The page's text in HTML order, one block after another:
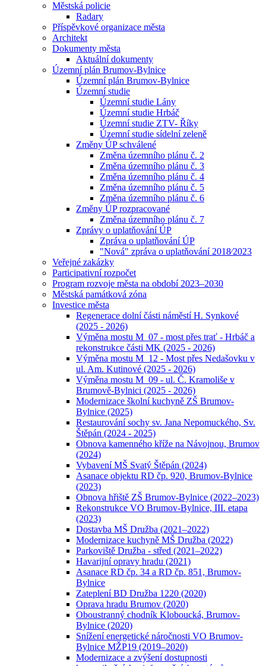
Městská policie
Radary
Příspěvkové organizace města
Architekt
Dokumenty města
Aktuální dokumenty
Územní plán Brumov-Bylnice
Územní plán Brumov-Bylnice
Územní studie
Územní studie Lány
Územní studie Hrbáč
Územní studie ZTV- Říky
Územní studie sídelní zeleně
Změny ÚP schválené
Změna územního plánu č. 2
Změna územního plánu č. 3
Změna územního plánu č. 4
Změna územního plánu č. 5
Změna územního plánu č. 6
Změny ÚP rozpracované
Změna územního plánu č. 7
Zprávy o uplatňování ÚP
Zpráva o uplatňování ÚP
"Nová" zpráva o uplatňování 2018⁄2023
Veřejné zakázky
Participativní rozpočet
Program rozvoje města na období 2023–2030
Městská památková zóna
Investice města
Regenerace dolní části náměstí H. Synkové
(2025 - 2026)
Výměna mostu M_07 - most přes trať - Hrbáč a
rekonstrukce části MK (2025 - 2026)
Výměna mostu M_12 - Most přes Nedašovku v
ul. Am. Kutinové (2025 - 2026)
Výměna mostu M_09 - ul. Č. Kramoliše v
Brumově-Bylnici (2025 - 2026)
Modernizace školní kuchyně ZŠ Brumov-
Bylnice (2025)
Restaurování sochy sv. Jana Nepomuckého, Sv.
Štěpán (2024 - 2025)
Obnova kamenného kříže na Návojnou, Brumov
(2024)
Vybavení MŠ Svatý Štěpán (2024)
Asanace objektu RD čp. 920, Brumov-Bylnice
(2023)
Obnova hřiště ZŠ Brumov-Bylnice (2022–2023)
Rekonstrukce VO Brumov-Bylnice, III. etapa
(2023)
Dostavba MŠ Družba (2021–2022)
Modernizace kuchyně MŠ Družba (2022)
Parkoviště Družba - střed (2021–2022)
Havarijní opravy hradu (2021)
Asanace RD čp. 34 a RD čp. 851, Brumov-
Bylnice
Zateplení BD Družba 1220 (2020)
Oprava hradu Brumov (2020)
Oboustranný chodník Kloboucká, Brumov-
Bylnice (2020)
Snížení energetické náročnosti VO Brumov-
Bylnice MŽP19 (2019–2020)
Modernizace a zvýšení dostupnosti